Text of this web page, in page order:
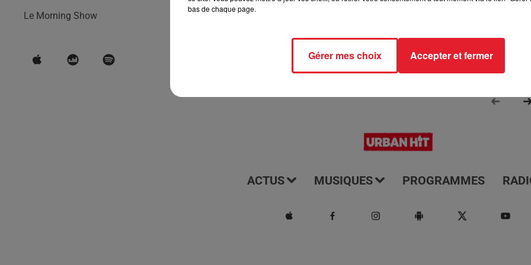
Le Morning Show
ACTUS MUSIQUES PROGRAMMES
bas de chaque page.
Gérer mes choix Accepter et fermer